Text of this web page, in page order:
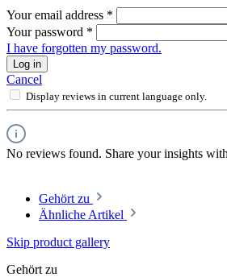
Your email address *
Your password *
I have forgotten my password.
Log in
Cancel
Display reviews in current language only.
No reviews found. Share your insights
Gehört zu
Ähnliche Artikel
Skip product gallery
Gehört zu